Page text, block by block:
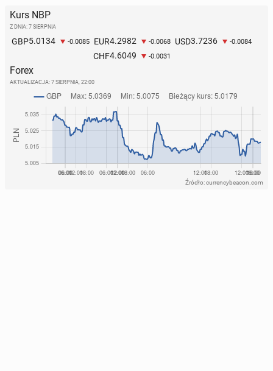
Kurs NBP
Z DNIA: 7 SIERPNIA
GBP5.0134 -0.0085 EUR4.2982 -0.0068 USD3.7236 -0.0084
CHF4.6049 -0.0031
Forex
AKTUALIZACJA: 7 SIERPNIA, 22:00
Źródło: currencybeacon.com